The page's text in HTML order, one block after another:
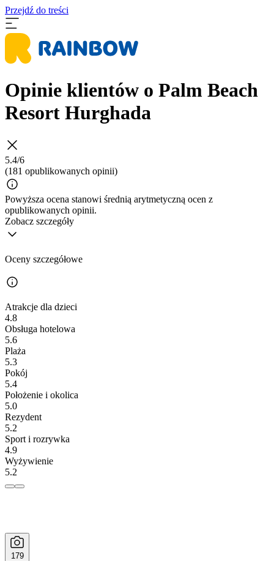
Przejdź do treści
Opinie klientów o Palm Beach
Resort Hurghada
5.4/6
(181 opublikowanych opinii)
Powyższa ocena stanowi średnią arytmetyczną ocen z
opublikowanych opinii.
Zobacz szczegóły
Oceny szczegółowe
Atrakcje dla dzieci
4.8
Obsługa hotelowa
5.6
Plaża
5.3
Pokój
5.4
Położenie i okolica
5.0
Rezydent
5.2
Sport i rozrywka
4.9
Wyżywienie
5.2
179